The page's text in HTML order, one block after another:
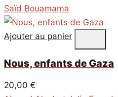
Saïd Bouamama
Ajouter au panier
Nous, enfants de Gaza
20,00 €